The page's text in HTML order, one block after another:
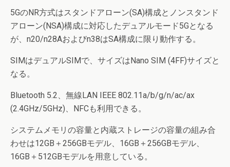
5GのNR方式はスタンドアローン(SA)構成とノンスタンド
アローン(NSA)構成に対応したデュアルモード5Gとなる
が、n20/n28Aおよびn38はSA構成に限り動作する。
SIMはデュアルSIMで、サイズはNano SIM (4FF)サイズと
なる。
Bluetooth 5.2、無線LAN IEEE 802.11a/b/g/n/ac/ax
(2.4GHz/5GHz)、NFCも利用できる。
システムメモリの容量と内蔵ストレージの容量の組み合
わせは12GB＋256GBモデル、16GB＋256GBモデル、
16GB＋512GBモデルを用意している。